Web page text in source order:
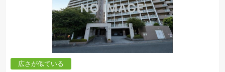
広さが似ている